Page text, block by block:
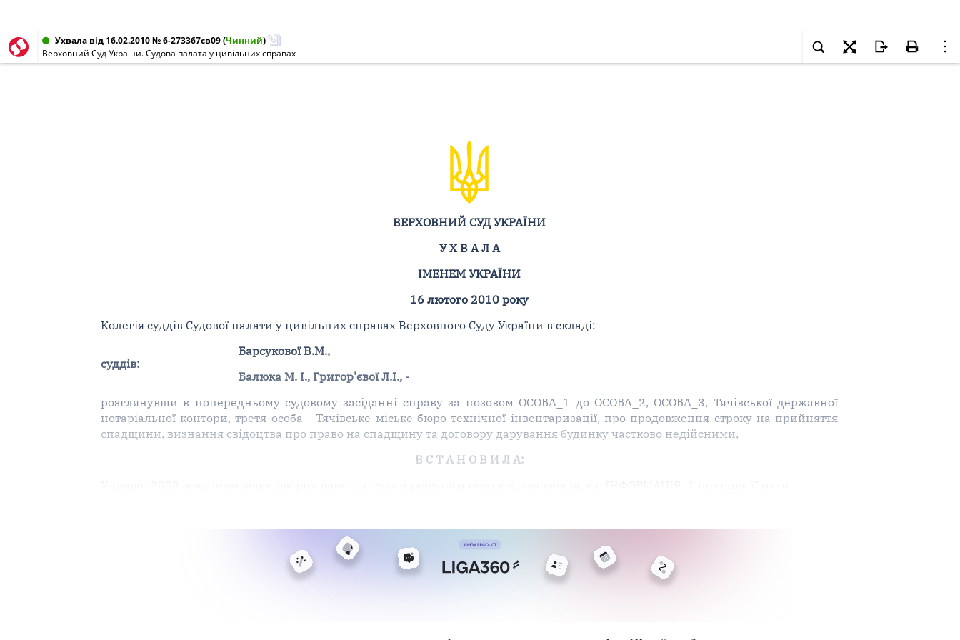
Ухвала від 16.02.2010 № 6-273367св09(Чинний)
Верховний Суд України. Судова палата у цивільних справах
ВЕРХОВНИЙ СУД УКРАЇНИ
У Х В А Л А
ІМЕНЕМ УКРАЇНИ
16 лютого 2010 року
Колегія суддів Судової палати у цивільних справах Верховного Суду України в складі:
суддів:
Барсукової В.М.,
Балюка М. І., Григор'євої Л.І., -
розглянувши в попередньому судовому засіданні справу за позовом ОСОБА_1 до ОСОБА_2, ОСОБА_3, Тячівської державної
нотаріальної контори, третя особа - Тячівське міське бюро технічної інвентаризації, про продовження строку на прийняття
спадщини, визнання свідоцтва про право на спадщину та договору дарування будинку частково недійсними,
В С Т А Н О В И Л А: